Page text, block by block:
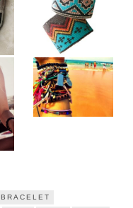
BRACELET